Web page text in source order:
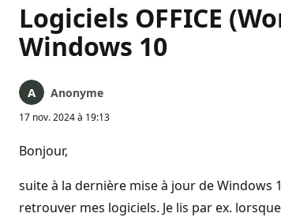
Logiciels OFFICE
Windows 10
Anonyme
17 nov. 2024 à 19:13
Bonjour,
suite à la dernière mise à jour de Windows
retrouver mes logiciels. Je lis par ex.